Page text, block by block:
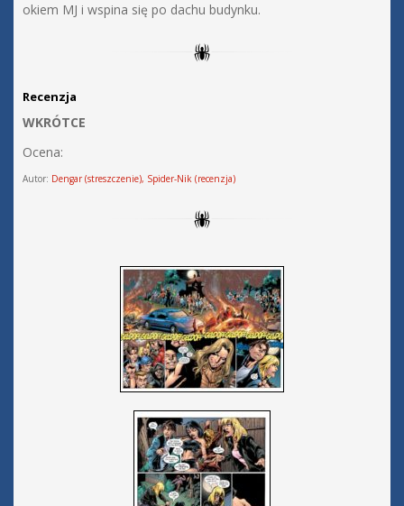
okiem MJ i wspina się po dachu budynku.
Recenzja
WKRÓTCE
Ocena:
Autor: Dengar (streszczenie), Spider-Nik (recenzja)